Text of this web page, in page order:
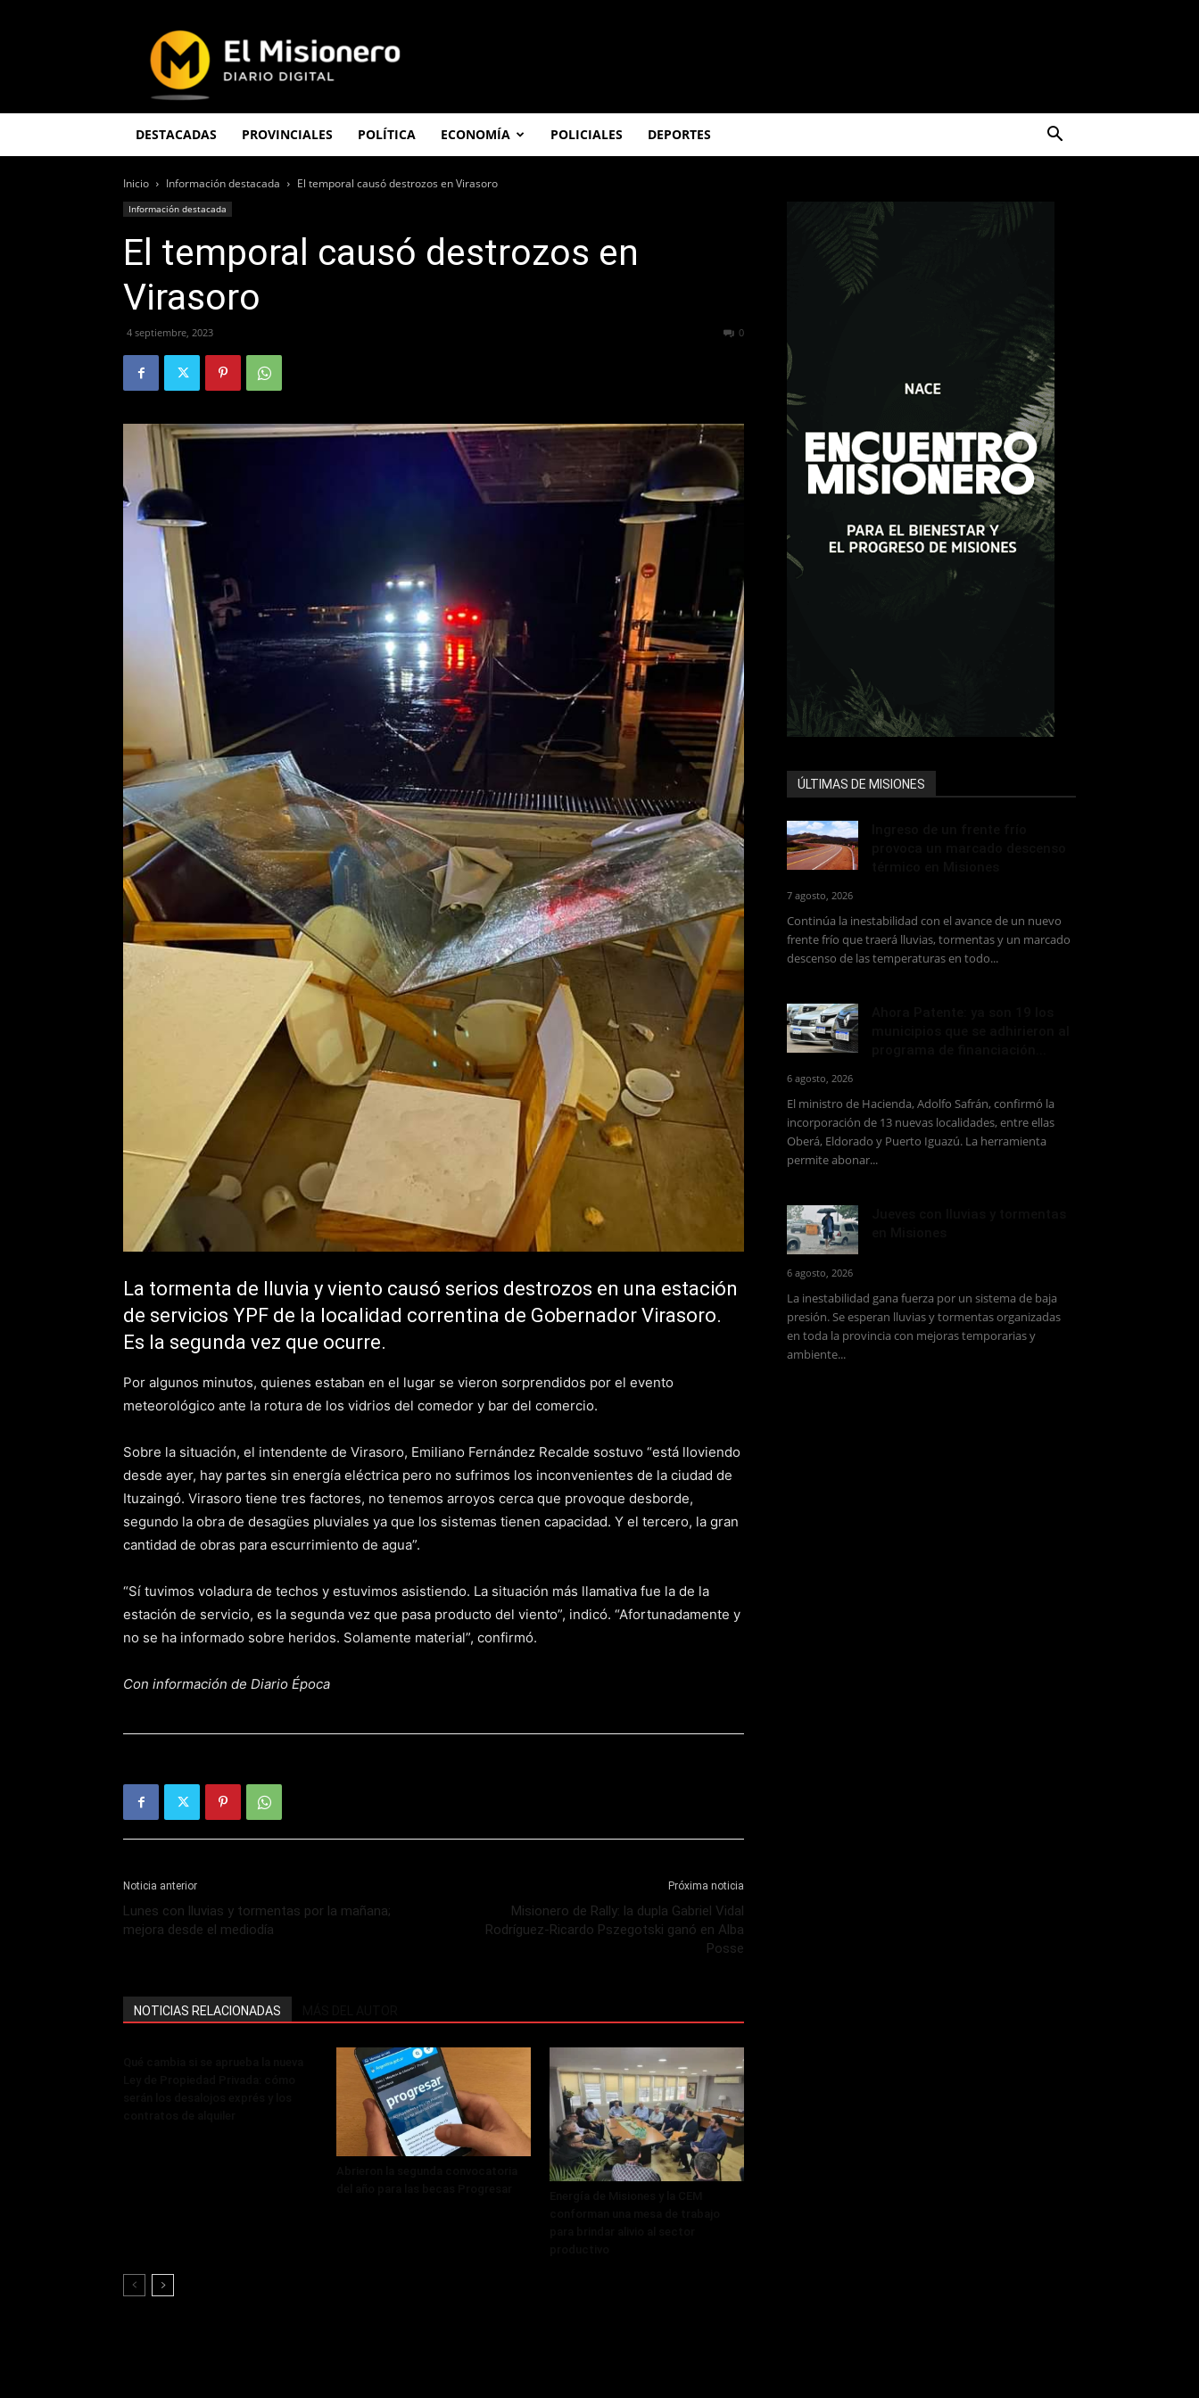
Misionero
DESTACADAS PROVINCIALES POLÍTICA ECONOMÍA POLICIALES DEPORTES
Inicio Información destacada El temporal causó destrozos en Virasoro
Información destacada
El temporal causó destrozos en
Virasoro
4 septiembre, 2023 0
La tormenta de lluvia y viento causó serios destrozos en una estación
de servicios YPF de la localidad correntina de Gobernador Virasoro.
Es la segunda vez que ocurre.
Por algunos minutos, quienes estaban en el lugar se vieron sorprendidos por el evento
meteorológico ante la rotura de los vidrios del comedor y bar del comercio.
Sobre la situación, el intendente de Virasoro, Emiliano Fernández Recalde sostuvo “está lloviendo
desde ayer, hay partes sin energía eléctrica pero no sufrimos los inconvenientes de la ciudad de
Ituzaingó. Virasoro tiene tres factores, no tenemos arroyos cerca que provoque desborde,
segundo la obra de desagües pluviales ya que los sistemas tienen capacidad. Y el tercero, la gran
cantidad de obras para escurrimiento de agua”.
“Sí tuvimos voladura de techos y estuvimos asistiendo. La situación más llamativa fue la de la
estación de servicio, es la segunda vez que pasa producto del viento”, indicó. “Afortunadamente y
no se ha informado sobre heridos. Solamente material”, confirmó.
Con información de Diario Época
Noticia anterior
Lunes con lluvias y tormentas por la mañana;
mejora desde el mediodía
Próxima noticia
Misionero de Rally: la dupla Gabriel Vidal
Rodríguez-Ricardo Pszegotski ganó en Alba
Posse
NOTICIAS RELACIONADAS
ÚLTIMAS DE MISIONES
7 agosto, 2026
Continúa la inestabilidad con el avance de un nuevo
frente frío que traerá lluvias, tormentas y un marcado
descenso de las temperaturas en todo...
6 agosto, 2026
El ministro de Hacienda, Adolfo Safrán, confirmó la
incorporación de 13 nuevas localidades, entre ellas
Oberá, Eldorado y Puerto Iguazú. La herramienta
permite abonar...
6 agosto, 2026
La inestabilidad gana fuerza por un sistema de baja
presión. Se esperan lluvias y tormentas organizadas
en toda la provincia con mejoras temporarias y
ambiente...